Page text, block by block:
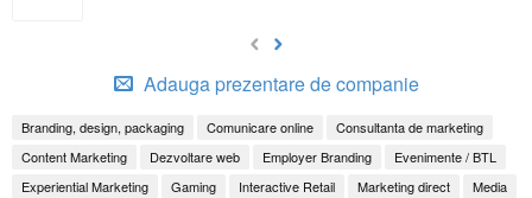
Adauga prezentare de companie
Branding, design, packaging Comunicare online
Consultanta de marketing
Content Marketing
Dezvoltare web Employer Branding
Evenimente / BTL
Experiential Marketing
Gaming Interactive Retail Marketing direct
Media